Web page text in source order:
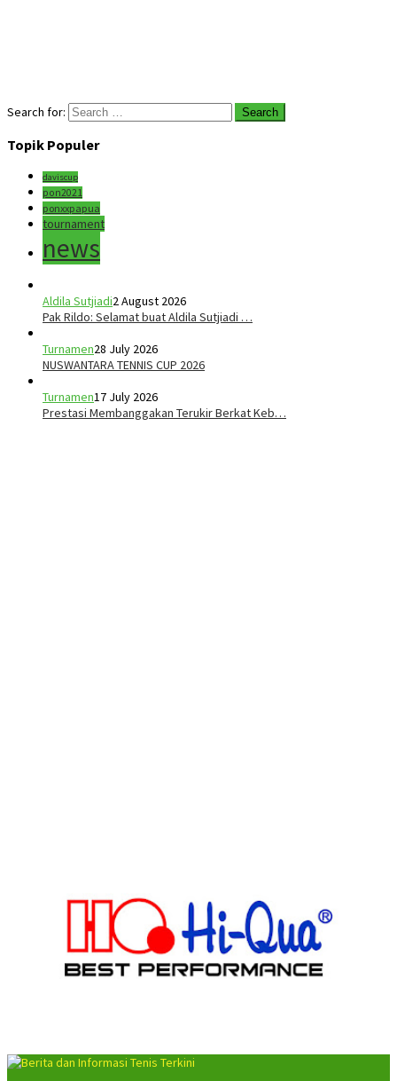
Search for:
Topik Populer
daviscup
pon2021
ponxxpapua
tournament
news
Aldila Sutjiadi2 August 2026
Pak Rildo: Selamat buat Aldila Sutjiadi …
Turnamen28 July 2026
NUSWANTARA TENNIS CUP 2026
Turnamen17 July 2026
Prestasi Membanggakan Terukir Berkat Keb…